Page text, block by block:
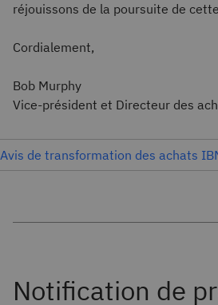
réjouissons de la poursuite de
Cordialement,
Bob Murphy
Vice-président et Directeur des
Avis de transformation des achats